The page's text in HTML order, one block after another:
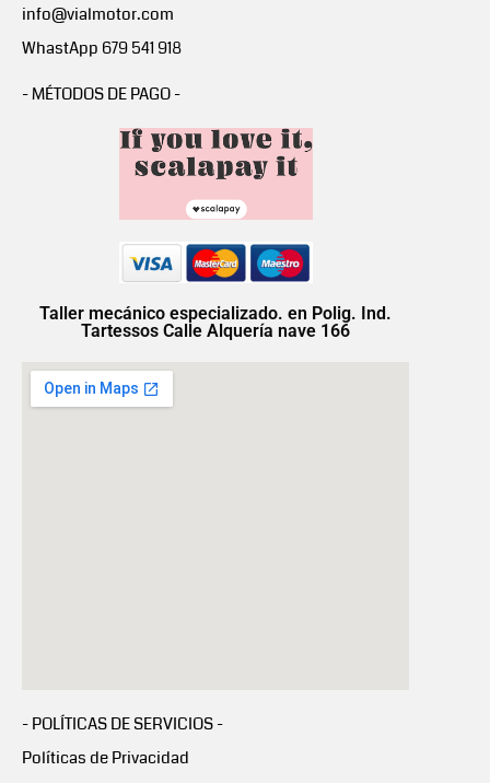
info@vialmotor.com
WhastApp 679 541 918
- MÉTODOS DE PAGO -
Taller mecánico especializado. en Polig. Ind.
Tartessos Calle Alquería nave 166
- POLÍTICAS DE SERVICIOS -
Políticas de Privacidad